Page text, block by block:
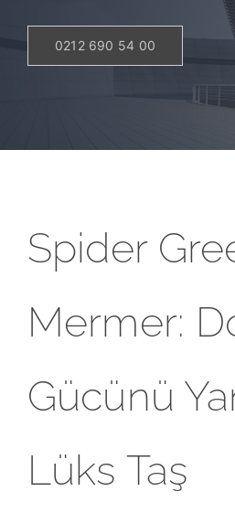
0212 690 54 00
Spider
Mermer:
Gücünü
Lüks Taş